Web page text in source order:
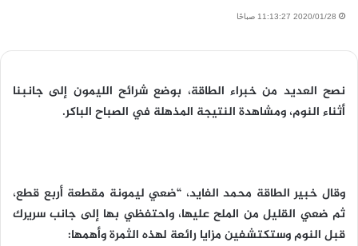
2020/01/28 11:13:27 صباحًا
نصح العديد من خبراء الطاقة، بوضع شرائح الليمون إلى جانبنا
أثناء النوم، ومشاهدة النتيجة المذهلة في الصباح الباكر.
وقال خبير الطاقة محمد الفايد، “ضعي ليمونة مقطعة أربع قطع،
ثم ضعي القليل من الملح عليها، واحتفظي بها إلى جانب سريرك
قبل النوم وستكتشفين مزايا رائعة لهذه الثمرة وأهمها: